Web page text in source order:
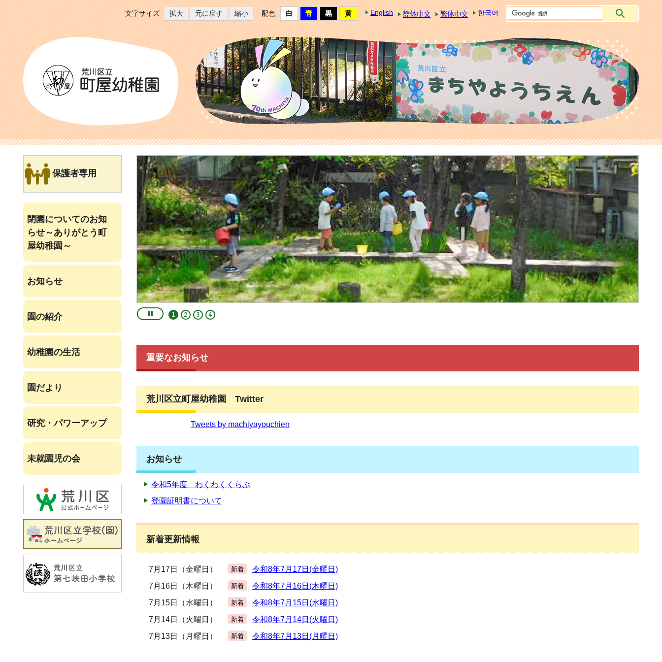
文字サイズ 拡大 元に戻す 縮小 配色 English 簡体中文 繁体中文 한국어
保護者専用
閉園についてのお知
らせ～ありがとう町
屋幼稚園～
お知らせ
園の紹介
幼稚園の生活
園だより
研究・パワーアップ
未就園児の会
重要なお知らせ
荒川区立町屋幼稚園 Twitter
Tweets by machiyayouchien
お知らせ
令和5年度 わくわくくらぶ
登園証明書について
新着更新情報
7月17日（金曜日） 新着
令和8年7月17日(金曜日)
7月16日（木曜日）
新着
令和8年7月16日(木曜日)
7月15日（水曜日）
新着
令和8年7月15日(水曜日)
7月14日（火曜日）
新着
令和8年7月14日(火曜日)
7月13日（月曜日）
新着 令和8年7月13日(月曜日)